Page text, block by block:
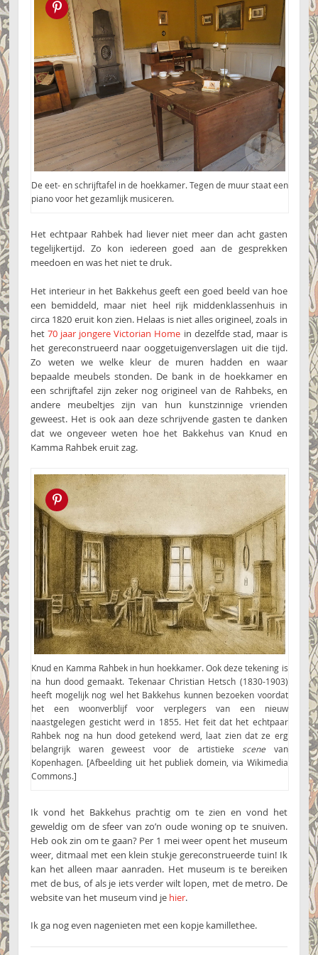
Pin this!
De eet- en schrijftafel in de hoekkamer. Tegen de muur staat een
piano voor het gezamlijk musiceren.
Het echtpaar Rahbek had liever niet meer dan acht gasten
tegelijkertijd. Zo kon iedereen goed aan de gesprekken
meedoen en was het niet te druk.
Het interieur in het Bakkehus geeft een goed beeld van hoe
een bemiddeld, maar niet heel rijk middenklassenhuis in
circa 1820 eruit kon zien. Helaas is niet alles origineel, zoals in
het70 jaar jongere Victorian Home in dezelfde stad, maar is
het gereconstrueerd naar ooggetuigenverslagen uit die tijd.
Zo weten we welke kleur de muren hadden en waar
bepaalde meubels stonden. De bank in de hoekkamer en
een schrijftafel zijn zeker nog origineel van de Rahbeks, en
andere meubeltjes zijn van hun kunstzinnige vrienden
geweest. Het is ook aan deze schrijvende gasten te danken
dat we ongeveer weten hoe het Bakkehus van Knud en
Kamma Rahbek eruit zag.
Pin this!
Knud en Kamma Rahbek in hun hoekkamer. Ook deze tekening is
na hun dood gemaakt. Tekenaar Christian Hetsch (1830-1903)
heeft mogelijk nog wel het Bakkehus kunnen bezoeken voordat
het een woonverblijf voor verplegers van een nieuw
naastgelegen gesticht werd in 1855. Het feit dat het echtpaar
Rahbek nog na hun dood getekend werd, laat zien dat ze erg
belangrijk waren geweest voor de artistieke scene van
Kopenhagen. [Afbeelding uit het publiek domein, via Wikimedia
Commons.]
Ik vond het Bakkehus prachtig om te zien en vond het
geweldig om de sfeer van zo’n oude woning op te snuiven.
Heb ook zin om te gaan? Per 1 mei weer opent het museum
weer, ditmaal met een klein stukje gereconstrueerde tuin! Ik
kan het alleen maar aanraden. Het museum is te bereiken
met de bus, of als je iets verder wilt lopen, met de metro. De
website van het museum vind je hier.
Ik ga nog even nagenieten met een kopje kamillethee.